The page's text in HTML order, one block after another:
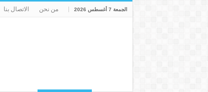
الجمعة 7 أغسطس 2026 من نحن الاتصال بنا